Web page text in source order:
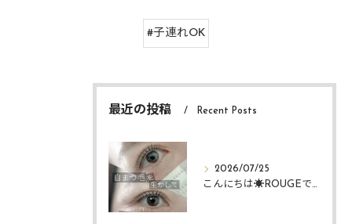
#子連れOK
最近の投稿 Recent Posts
2026/07/25
こんにちは☀️ROUGEですᴗ ᴗ͈